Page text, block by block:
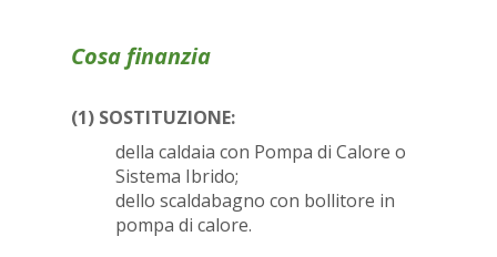
Cosa finanzia
(1) SOSTITUZIONE:
della caldaia con Pompa di Calore o
Sistema Ibrido;
dello scaldabagno con bollitore in
pompa di calore.